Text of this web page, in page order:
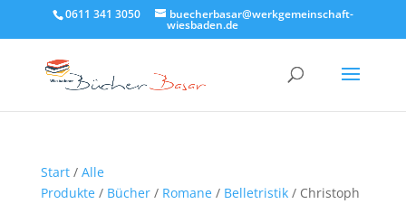
0611 341 3050 buecherbasar@werkgemeinschaft-
wiesbaden.de
Start/ Alle
Produkte/ Bücher/ Romane/ Belletristik/ Christoph